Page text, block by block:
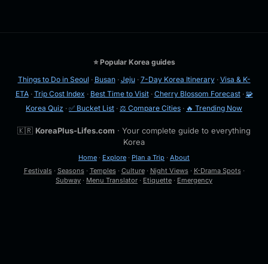
⭐ Popular Korea guides
Things to Do in Seoul · Busan· Jeju· 7-Day Korea Itinerary· Visa & K-
ETA· Trip Cost Index · Best Time to Visit· Cherry Blossom Forecast· 🧩
Korea Quiz · ✅ Bucket List · ⚖️ Compare Cities · 🔥 Trending Now
🇰🇷 KoreaPlus-Lifes.com · Your complete guide to everything
Korea
Home · Explore · Plan a Trip · About
Festivals· Seasons· Temples· Culture· Night Views· K-Drama Spots·
Subway · Menu Translator · Etiquette · Emergency